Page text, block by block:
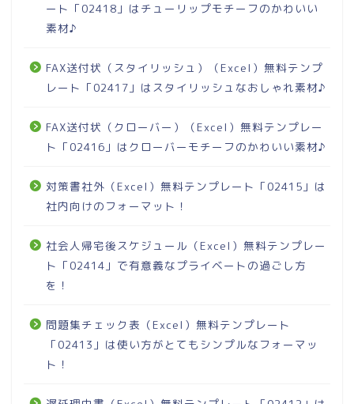
ート「02418」はチューリップモチーフのかわいい
素材♪
FAX送付状（スタイリッシュ）（Excel）無料テンプ
レート「02417」はスタイリッシュなおしゃれ素材♪
FAX送付状（クローバー）（Excel）無料テンプレー
ト「02416」はクローバーモチーフのかわいい素材♪
対策書社外（Excel）無料テンプレート「02415」は
社内向けのフォーマット！
社会人帰宅後スケジュール（Excel）無料テンプレー
ト「02414」で有意義なプライベートの過ごし方
を！
問題集チェック表（Excel）無料テンプレート
「02413」は使い方がとてもシンプルなフォーマッ
ト！